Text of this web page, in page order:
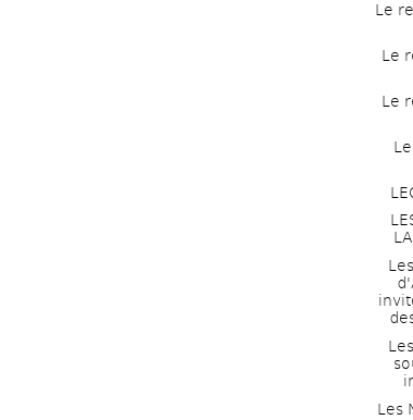
Le
Le
Le
Les